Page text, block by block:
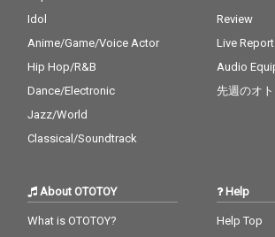
Idol
Anime/Game/Voice Actor
Hip Hop/R&B
Dance/Electronic
Jazz/World
Classical/Soundtrack
Review
Live Report
Audio
先週のオ
About OTOTOY
What is OTOTOY?
Help
Help Top